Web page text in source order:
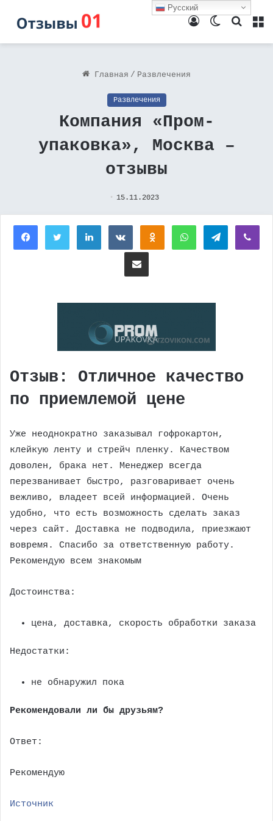
Поиск
Switch
Войти
Главная / Развлечения
Развлечения
Компания «Пром-
упаковка», Москва –
отзывы
15.11.2023
FacebookTwitterLinkedInВконтактеОдноклассники
WhatsAppTelegram
Поделиться через электронную почту
Отзыв: Отличное качество
по приемлемой цене
Уже неоднократно заказывал гофрокартон,
клейкую ленту и стрейч пленку. Качеством
доволен, брака нет. Менеджер всегда
перезванивает быстро, разговаривает очень
вежливо, владеет всей информацией. Очень
удобно, что есть возможность сделать заказ
через сайт. Доставка не подводила, приезжают
вовремя. Спасибо за ответственную работу.
Рекомендую всем знакомым
Достоинства:
цена, доставка, скорость обработки заказа
Недостатки:
не обнаружил пока
Рекомендовали ли бы друзьям?
Ответ:
Рекомендую
Источник
Русский